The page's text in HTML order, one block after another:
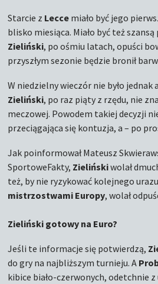
Starcie z Lecce miało być jego
blisko miesiąca. Miało być też
Zieliński, po ośmiu latach, opuści
przyszłym sezonie będzie bronił barw
W niedzielny wieczór nie było jednak
Zieliński, po raz piąty z rzędu, nie
meczowej. Powodem takiej decyzji
przeciągająca się kontuzja, a – po
Jak poinformował Mateusz
SportoweFakty, Zielińskiwolał
też, by nie ryzykować kolejnego
mistrzostwami Europy, wolał
Zieliński gotowy na Euro?
Jeśli te informacje się potwierdzą,
do gry na najbliższym turnieju. A
kibice biało-czerwonych, odetchnie z